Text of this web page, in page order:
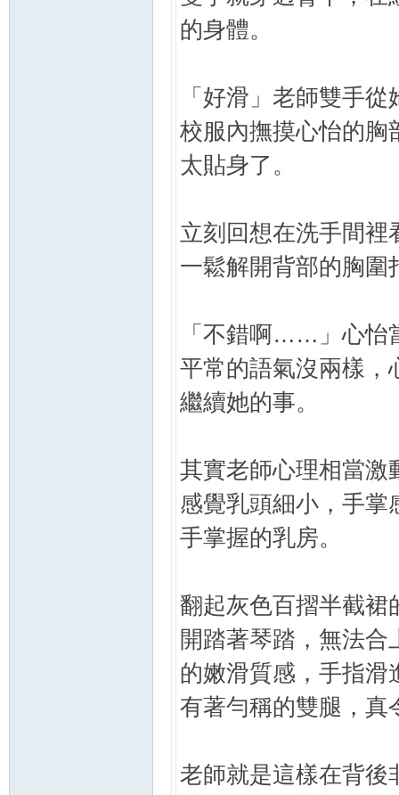
的身體。
「好滑」老師雙手
校服內撫摸心怡的胸
太貼身了。
立刻回想在洗手間裡
一鬆解開背部的胸圍
「不錯啊……」心怡
平常的語氣沒兩樣，
繼續她的事。
其實老師心理相當激
感覺乳頭細小，手掌
手掌握的乳房。
翻起灰色百摺半截裙
開踏著琴踏，無法
的嫩滑質感，手指滑
有著勻稱的雙腿，真
老師就是這樣在背後